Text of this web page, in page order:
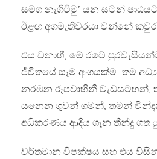
සමග නැගිටිමු’ යන සටන්
ඊළඟ අගමැතිවරයා වන්නේ
එය වනාහී, මේ රටේ
ජීවිතයේ සෑම අංගයක්ම- තම
නරඹන රූපවාහිනී වැඩසටහන්,
යනෙන ගුවන් ගමන්, තමන්
අධිකරණය ආදිය ගැන තීන්දු ගත
වර්තමාන විපක්ෂය සහ එය